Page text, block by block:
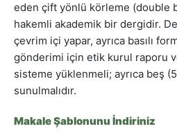
eden çift yönlü körleme (double
hakemli akademik bir dergidir.
çevrim içi yapar, ayrıca basılı
gönderimi için etik kurul raporu
sisteme yüklenmeli; ayrıca beş
sunulmalıdır.
Makale Şablonunu İndiriniz